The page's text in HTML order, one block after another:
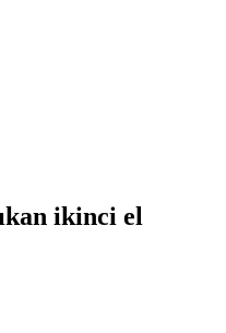
ikinci el